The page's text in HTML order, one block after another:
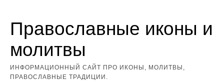
содержимому
Православные иконы и
молитвы
ИНФОРМАЦИОННЫЙ САЙТ ПРО ИКОНЫ, МОЛИТВЫ,
ПРАВОСЛАВНЫЕ ТРАДИЦИИ.